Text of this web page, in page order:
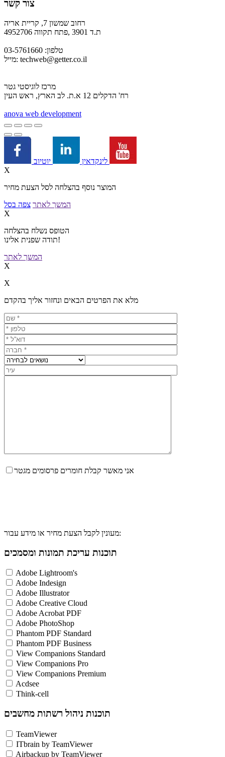
צור קשר
רחוב שמשון 7, קריית אריה
ת.ד 3901 ,פתח תקווה 4952706
טלפון: 03-5761660
מייל: techweb@getter.co.il
מרכז לוגיסטי גטר
רח' הדקלים 12 א.ת. לב הארץ, ראש העין
anova web development
לינקדאין
X
המוצר נוסף בהצלחה לסל הצעת מחיר
המשך לאתר צפה בסל
X
הטופס נשלח בהצלחה
תודה שפנית אלינו!
המשך לאתר
X
X
מלא את הפרטים הבאים ונחזור אליך בהקדם
אני מאשר קבלת חומרים פרסומים מגטר
מעונין לקבל הצעת מחיר או מידע עבור:
תוכנות עריכת תמונות ומסמכים
Adobe Lightroom's
Adobe Indesign
Adobe Illustrator
Adobe Creative Cloud
Adobe Acrobat PDF
Adobe PhotoShop
Phantom PDF Standard
Phantom PDF Business
View Companions Standard
View Companions Pro
View Companions Premium
Acdsee
Think-cell
תוכנות ניהול רשתות מחשבים
TeamViewer
ITbrain by TeamViewer
Airbackup by TeamViewer